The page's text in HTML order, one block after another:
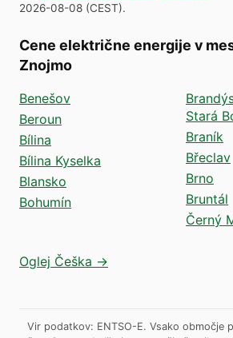
2026-08-08 (CEST).
Cene električne energije v
Znojmo
Benešov
Beroun
Bílina
Bílina Kyselka
Blansko
Bohumín
Stará
Braník
Břeclav
Brno
Bruntál
Černý
Oglej Češka →
Vir podatkov: ENTSO-E. Vsako območje